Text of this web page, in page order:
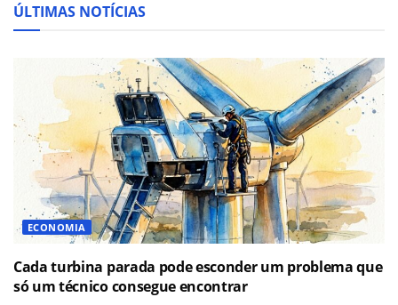
ÚLTIMAS NOTÍCIAS
ECONOMIA
Cada turbina parada pode esconder um problema que
só um técnico consegue encontrar